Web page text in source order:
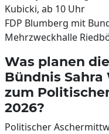
Kubicki, ab 10 Uhr
FDP Blumberg mit
Mehrzweckhalle
Was planen
Bündnis
zum
2026?
Politischer